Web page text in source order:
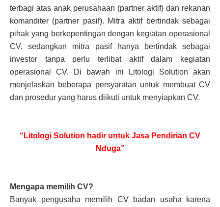
terbagi atas anak perusahaan (partner aktif) dan rekanan
komanditer (partner pasif). Mitra aktif bertindak sebagai
pihak yang berkepentingan dengan kegiatan operasional
CV, sedangkan mitra pasif hanya bertindak sebagai
investor tanpa perlu terlibat aktif dalam kegiatan
operasional CV. Di bawah ini Litologi Solution akan
menjelaskan beberapa persyaratan untuk membuat CV
dan prosedur yang harus diikuti untuk menyiapkan CV.
“Litologi Solution hadir untuk Jasa Pendirian CV
Nduga”
Mengapa memilih CV?
Banyak pengusaha memilih CV badan usaha karena